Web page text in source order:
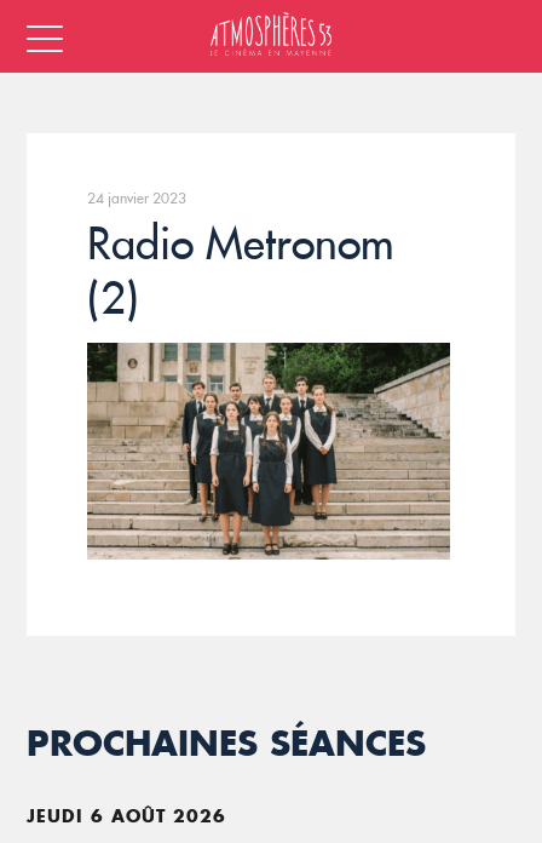
24 janvier 2023
Radio Metronom
(2)
PROCHAINES SÉANCES
JEUDI 6 AOÛT 2026